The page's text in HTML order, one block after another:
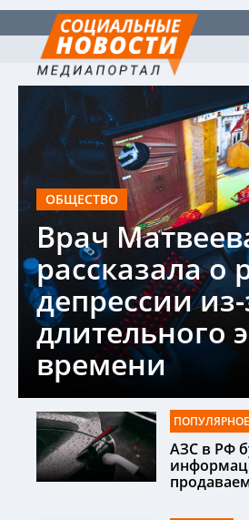
ОБЩЕСТВО
Врач
рассказала о
депрессии
длительного
времени
ПОПУЛЯРНОЕ
АЗС в РФ